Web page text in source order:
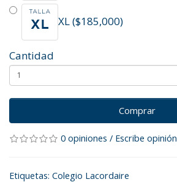
XL ($185,000)
Cantidad
Comprar
0 opiniones / Escribe opinión
Etiquetas: Colegio Lacordaire